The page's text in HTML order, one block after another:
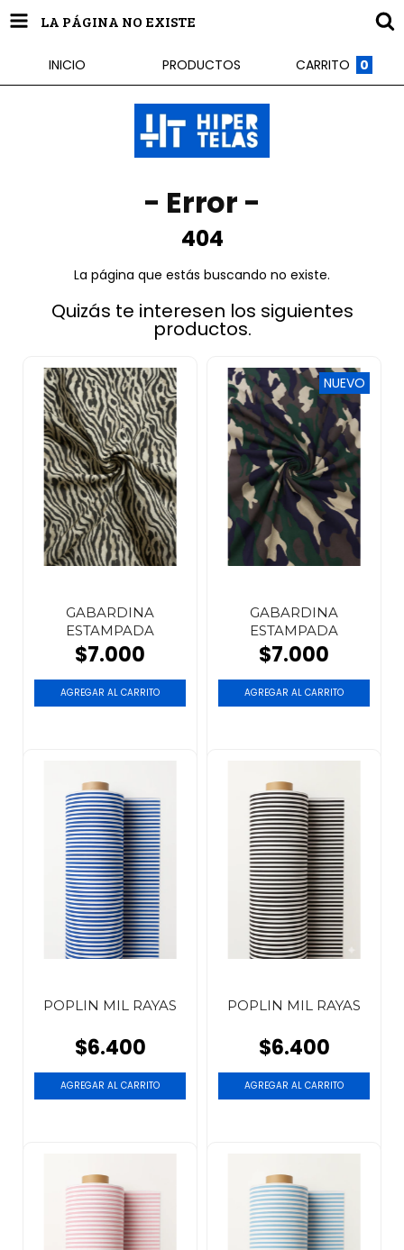
LA PÁGINA NO EXISTE
INICIO PRODUCTOS CARRITO 0
- Error -
404
La página que estás buscando no existe.
Quizás te interesen los siguientes
productos.
GABARDINA
ESTAMPADA
$7.000
NUEVO
GABARDINA
ESTAMPADA
$7.000
POPLIN MIL RAYAS
$6.400
AGREGAR AL CARRITO
POPLIN MIL RAYAS
$6.400
AGREGAR AL CARRITO